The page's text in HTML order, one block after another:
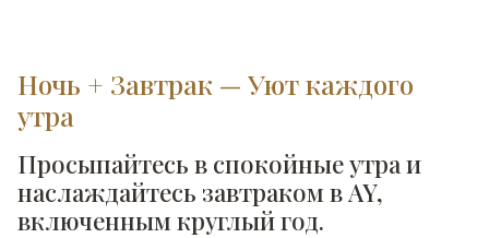
Ночь + Завтрак — Уют каждого
утра
Просыпайтесь в спокойные утра и
наслаждайтесь завтраком в AY,
включенным круглый год.